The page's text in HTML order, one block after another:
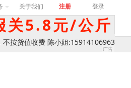
关于我们 注册 登录
关5.8元/公斤
不按货值收费 陈小姐:15914106963